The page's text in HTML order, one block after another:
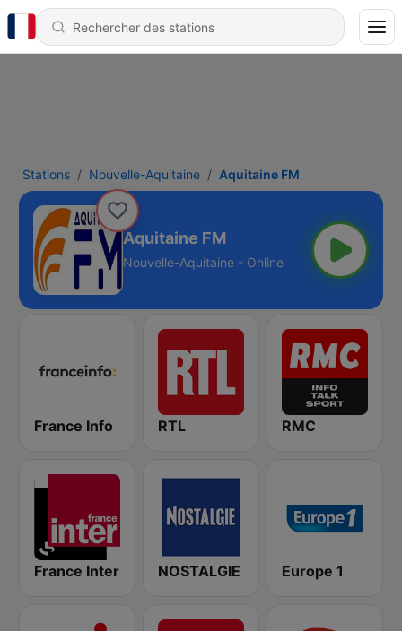
Stations Nouvelle-Aquitaine Aquitaine FM
Aquitaine FM
Nouvelle-Aquitaine - Online
France Info RTL RMC
France Inter NOSTALGIE Europe 1